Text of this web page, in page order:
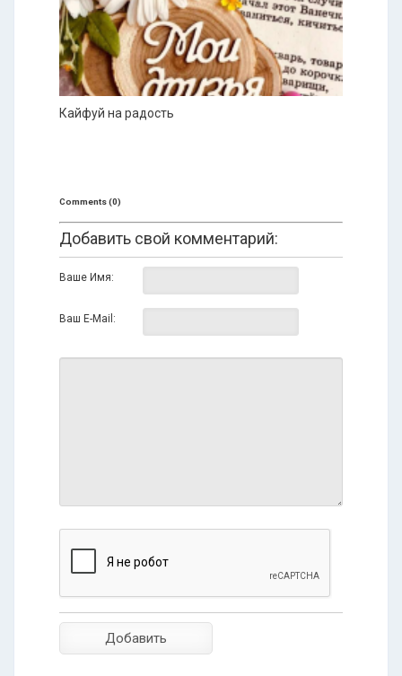
Кайфуй на радость
Comments (0)
Добавить свой комментарий:
Ваше Имя:
Ваш E-Mail: